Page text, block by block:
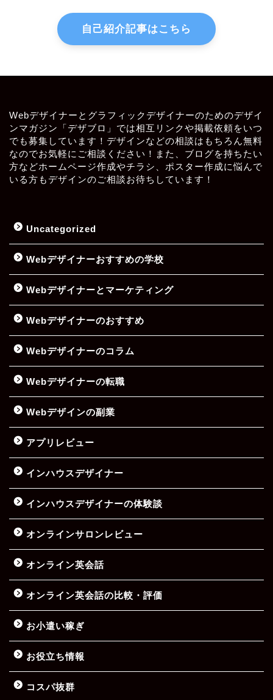
自己紹介記事はこちら
Webデザイナーとグラフィックデザイナーのためのデザイ
ンマガジン「デザブロ」では相互リンクや掲載依頼をいつ
でも募集しています！デザインなどの相談はもちろん無料
なのでお気軽にご相談ください！また、ブログを持ちたい
方などホームページ作成やチラシ、ポスター作成に悩んで
いる方もデザインのご相談お待ちしています！
Uncategorized
Webデザイナーおすすめの学校
Webデザイナーとマーケティング
Webデザイナーのおすすめ
Webデザイナーのコラム
Webデザイナーの転職
Webデザインの副業
アプリレビュー
インハウスデザイナー
インハウスデザイナーの体験談
オンラインサロンレビュー
オンライン英会話
オンライン英会話の比較・評価
お小遣い稼ぎ
お役立ち情報
コスパ抜群